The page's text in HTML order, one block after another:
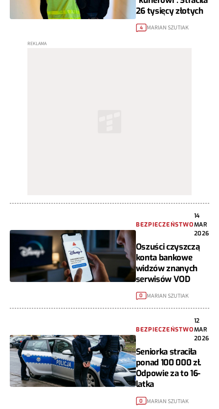
26 tysięcy złotych
4 MARIAN SZUTIAK
BEZPIECZEŃSTWO
14
MAR
2026
Oszuści czyszczą
konta bankowe
widzów znanych
serwisów VOD
0 MARIAN SZUTIAK
BEZPIECZEŃSTWO
12
MAR
2026
Seniorka straciła
ponad 100 000 zł.
Odpowie za to 16-
latka
0 MARIAN SZUTIAK